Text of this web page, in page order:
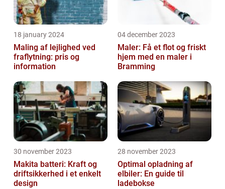
18 january 2024
Maling af lejlighed ved
fraflytning: pris og
information
04 december 2023
Maler: Få et flot og friskt
hjem med en maler i
Bramming
30 november 2023
Makita batteri: Kraft og
driftsikkerhed i et enkelt
design
28 november 2023
Optimal opladning af
elbiler: En guide til
ladebokse